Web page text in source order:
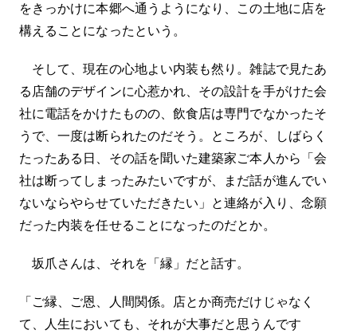
をきっかけに本郷へ通うようになり、この土地に店を
構えることになったという。
そして、現在の心地よい内装も然り。雑誌で見たあ
る店舗のデザインに心惹かれ、その設計を手がけた会
社に電話をかけたものの、飲食店は専門でなかったそ
うで、一度は断られたのだそう。ところが、しばらく
たったある日、その話を聞いた建築家ご本人から「会
社は断ってしまったみたいですが、まだ話が進んでい
ないならやらせていただきたい」と連絡が入り、念願
だった内装を任せることになったのだとか。
坂爪さんは、それを「縁」だと話す。
「ご縁、ご恩、人間関係。店とか商売だけじゃなく
て、人生においても、それが大事だと思うんです